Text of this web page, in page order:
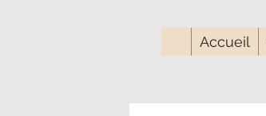
Accueil